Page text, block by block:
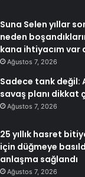
Suna Selen yıllar
neden
kana ihtiyacım var
Ağustos 7, 2026
Sadece tank değil:
savaş planı dikkat
Ağustos 7, 2026
25 yıllık hasret
için düğmeye
anlaşma sağlandı
Ağustos 7, 2026